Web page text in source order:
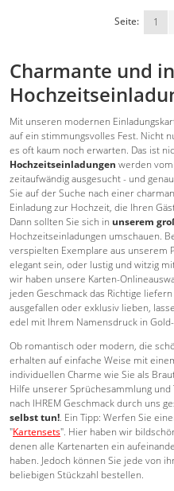
Seite: 1
Charmante und
Mit unseren modernen
auf ein stimmungsvolles Fest. Nicht
es oft kaum noch erwarten. Das ist
Hochzeitseinladungen werden
zeitaufwändig ausgesucht - und
Sie auf der Suche nach einer
Einladung zur Hochzeit, die Ihren
Dann sollten Sie sich in unserem
Hochzeitseinladungen umschauen.
verspielten Exemplare aus unserem
elegant sein, oder lustig und witzig
wir haben unsere Karten-
jeden Geschmack das Richtige
ausgefallen oder exklusiv lieben,
edel mit Ihrem Namensdruck in
Ob romantisch oder modern, die
erhalten auf einfache Weise mit
individuellen Charme wie Sie als
Hilfe unserer Sprüchesammlung
nach IHREM Geschmack durch uns
selbst tun!. Ein Tipp: Werfen Sie
"Kartensets". Hier haben wir
denen alle Kartenarten ein
haben. Jedoch können Sie jede von
beliebigen Stückzahl bestellen.